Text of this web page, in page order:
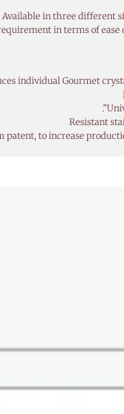
in three different
in terms of ease
individual Gourmet
Resistant